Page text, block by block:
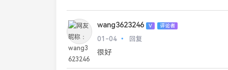
wang3623246 V 评论者
01-04
回复
很好